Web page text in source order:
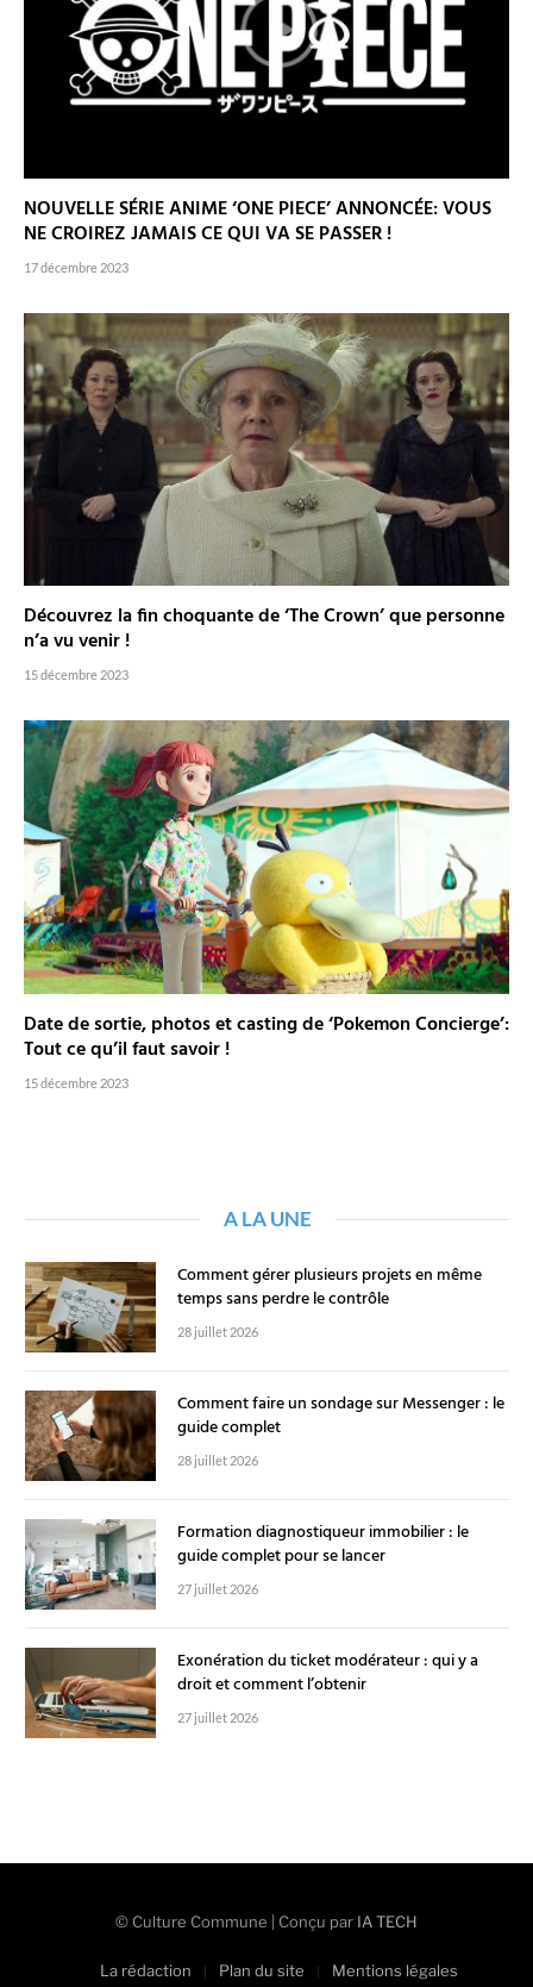
NOUVELLE SÉRIE ANIME ‘ONE PIECE’ ANNONCÉE: VOUS
NE CROIREZ JAMAIS CE QUI VA SE PASSER !
17 décembre 2023
Découvrez la fin choquante de ‘The Crown’ que personne
n’a vu venir !
15 décembre 2023
Date de sortie, photos et casting de ‘Pokemon Concierge’:
Tout ce qu’il faut savoir !
15 décembre 2023
A LA UNE
Comment gérer plusieurs projets en même
temps sans perdre le contrôle
28 juillet 2026
Comment faire un sondage sur Messenger : le
guide complet
28 juillet 2026
Formation diagnostiqueur immobilier : le
guide complet pour se lancer
27 juillet 2026
Exonération du ticket modérateur : qui y a
droit et comment l’obtenir
27 juillet 2026
© Culture Commune | Conçu par IA TECH
La rédaction Plan du site Mentions légales